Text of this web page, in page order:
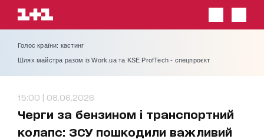
Голос країни: кастинг
Шлях майстра разом із Work.ua та KSE ProfTech - спецпроєкт
15:00 | 08.06.2026
Черги за бензином і транспортний
колапс: ЗСУ пошкодили важливий